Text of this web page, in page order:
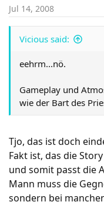
Jul 14, 2008
Vicious said:
eehrm...nö.
Gameplay und
wie der Bart des
Tjo, das ist doch
Fakt ist, das die
und somit passt die
Mann muss die
sondern bei